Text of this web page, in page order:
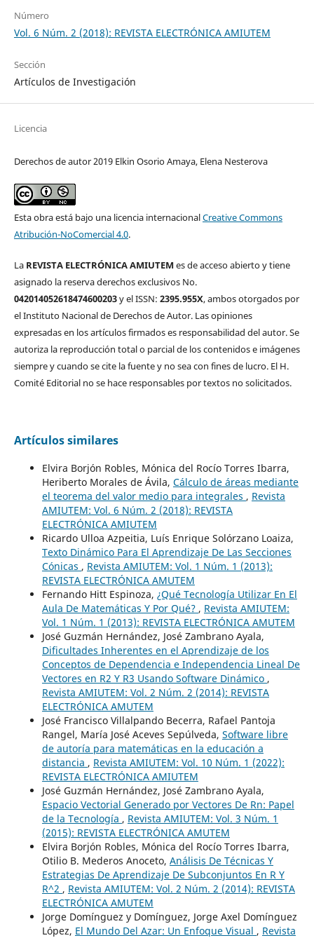
Número
Vol. 6 Núm. 2 (2018): REVISTA ELECTRÓNICA AMIUTEM
Sección
Artículos de Investigación
Licencia
Derechos de autor 2019 Elkin Osorio Amaya, Elena Nesterova
Esta obra está bajo una licencia internacionalCreative Commons
Atribución-NoComercial 4.0.
La REVISTA ELECTRÓNICA AMIUTEM es de acceso abierto y tiene
asignado la reserva derechos exclusivos No.
042014052618474600203y el ISSN: 2395.955X, ambos otorgados por
el Instituto Nacional de Derechos de Autor. Las opiniones
expresadas en los artículos firmados es responsabilidad del autor. Se
autoriza la reproducción total o parcial de los contenidos e imágenes
siempre y cuando se cite la fuente y no sea con fines de lucro. El H.
Comité Editorial no se hace responsables por textos no solicitados.
Artículos similares
Elvira Borjón Robles, Mónica del Rocío Torres Ibarra,
Heriberto Morales de Ávila, Cálculo de áreas mediante
el teorema del valor medio para integrales , Revista
AMIUTEM: Vol. 6 Núm. 2 (2018): REVISTA
ELECTRÓNICA AMIUTEM
Ricardo Ulloa Azpeitia, Luís Enrique Solórzano Loaiza,
Texto Dinámico Para El Aprendizaje De Las Secciones
Cónicas , Revista AMIUTEM: Vol. 1 Núm. 1 (2013):
REVISTA ELECTRÓNICA AMUTEM
Fernando Hitt Espinoza, ¿Qué Tecnología Utilizar En El
Aula De Matemáticas Y Por Qué? , Revista AMIUTEM:
Vol. 1 Núm. 1 (2013): REVISTA ELECTRÓNICA AMUTEM
José Guzmán Hernández, José Zambrano Ayala,
Dificultades Inherentes en el Aprendizaje de los
Conceptos de Dependencia e Independencia Lineal De
Vectores en R2 Y R3 Usando Software Dinámico ,
Revista AMIUTEM: Vol. 2 Núm. 2 (2014): REVISTA
ELECTRÓNICA AMUTEM
José Francisco Villalpando Becerra, Rafael Pantoja
Rangel, María José Aceves Sepúlveda, Software libre
de autoría para matemáticas en la educación a
distancia , Revista AMIUTEM: Vol. 10 Núm. 1 (2022):
REVISTA ELECTRÓNICA AMIUTEM
José Guzmán Hernández, José Zambrano Ayala,
Espacio Vectorial Generado por Vectores De Rn: Papel
de la Tecnología , Revista AMIUTEM: Vol. 3 Núm. 1
(2015): REVISTA ELECTRÓNICA AMUTEM
Elvira Borjón Robles, Mónica del Rocío Torres Ibarra,
Otilio B. Mederos Anoceto, Análisis De Técnicas Y
Estrategias De Aprendizaje De Subconjuntos En R Y
R^2 , Revista AMIUTEM: Vol. 2 Núm. 2 (2014): REVISTA
ELECTRÓNICA AMUTEM
Jorge Domínguez y Domínguez, Jorge Axel Domínguez
López, El Mundo Del Azar: Un Enfoque Visual , Revista